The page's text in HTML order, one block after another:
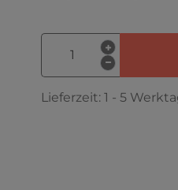
Lieferzeit: 1 - 5